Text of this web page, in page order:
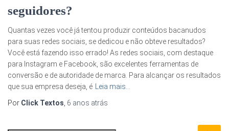
seguidores?
Quantas vezes você já tentou produzir conteúdos bacanudos
para suas redes sociais, se dedicou e não obteve resultados?
Você está fazendo isso errado! As redes sociais, com destaque
para Instagram e Facebook, são excelentes ferramentas de
conversão e de autoridade de marca. Para alcançar os resultados
que sua empresa deseja, é
Leia mais…
Por Click Textos 6 anos atrás